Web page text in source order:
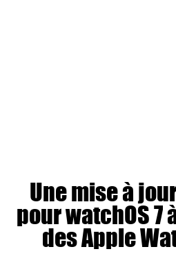
Une mise à
pour watchOS
des Apple